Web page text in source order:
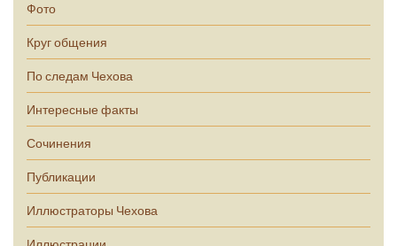
Фото
Круг общения
По следам Чехова
Интересные факты
Сочинения
Публикации
Иллюстраторы Чехова